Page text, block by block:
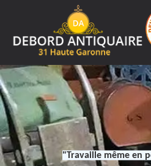
"Travaille même en